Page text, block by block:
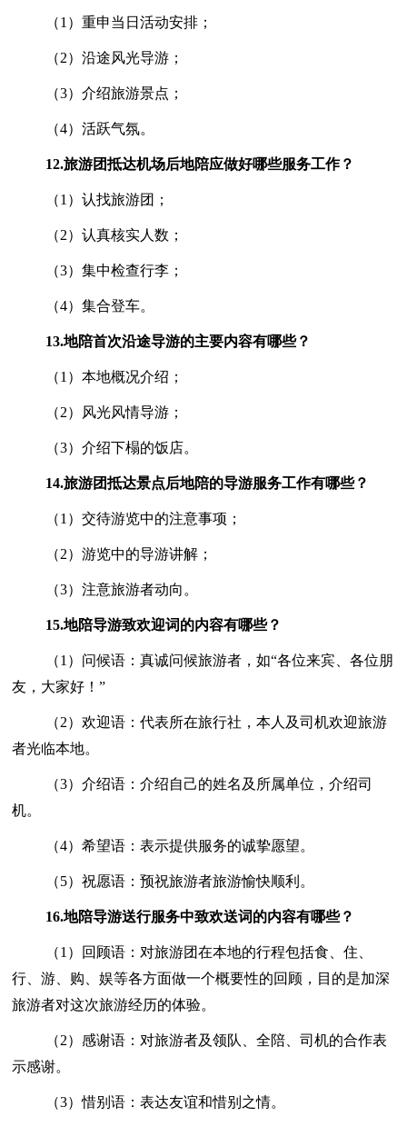
（1）重申当日活动安排；
（2）沿途风光导游；
（3）介绍旅游景点；
（4）活跃气氛。
12.旅游团抵达机场后地陪应做好哪些服务工作？
（1）认找旅游团；
（2）认真核实人数；
（3）集中检查行李；
（4）集合登车。
13.地陪首次沿途导游的主要内容有哪些？
（1）本地概况介绍；
（2）风光风情导游；
（3）介绍下榻的饭店。
14.旅游团抵达景点后地陪的导游服务工作有哪些？
（1）交待游览中的注意事项；
（2）游览中的导游讲解；
（3）注意旅游者动向。
15.地陪导游致欢迎词的内容有哪些？
（1）问候语：真诚问候旅游者，如“各位来宾、各位朋
友，大家好！”
（2）欢迎语：代表所在旅行社，本人及司机欢迎旅游
者光临本地。
（3）介绍语：介绍自己的姓名及所属单位，介绍司
机。
（4）希望语：表示提供服务的诚挚愿望。
（5）祝愿语：预祝旅游者旅游愉快顺利。
16.地陪导游送行服务中致欢送词的内容有哪些？
（1）回顾语：对旅游团在本地的行程包括食、住、
行、游、购、娱等各方面做一个概要性的回顾，目的是加深
旅游者对这次旅游经历的体验。
（2）感谢语：对旅游者及领队、全陪、司机的合作表
示感谢。
（3）惜别语：表达友谊和惜别之情。